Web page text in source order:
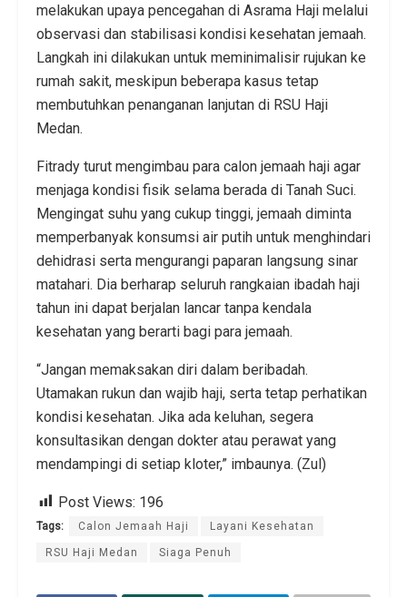
melakukan upaya pencegahan di Asrama Haji melalui
observasi dan stabilisasi kondisi kesehatan jemaah.
Langkah ini dilakukan untuk meminimalisir rujukan ke
rumah sakit, meskipun beberapa kasus tetap
membutuhkan penanganan lanjutan di RSU Haji
Medan.
Fitrady turut mengimbau para calon jemaah haji agar
menjaga kondisi fisik selama berada di Tanah Suci.
Mengingat suhu yang cukup tinggi, jemaah diminta
memperbanyak konsumsi air putih untuk menghindari
dehidrasi serta mengurangi paparan langsung sinar
matahari. Dia berharap seluruh rangkaian ibadah haji
tahun ini dapat berjalan lancar tanpa kendala
kesehatan yang berarti bagi para jemaah.
“Jangan memaksakan diri dalam beribadah.
Utamakan rukun dan wajib haji, serta tetap perhatikan
kondisi kesehatan. Jika ada keluhan, segera
konsultasikan dengan dokter atau perawat yang
mendampingi di setiap kloter,” imbaunya. (Zul)
Post Views: 196
Tags: Calon Jemaah Haji Layani Kesehatan
RSU Haji Medan Siaga Penuh